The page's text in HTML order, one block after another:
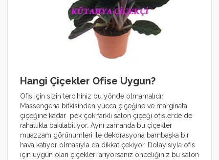
Hangi Çiçekler Ofise Uygun?
Ofis için sizin tercihiniz bu yönde olmamalıdır.
Massengena bitkisinden yucca çiçeğine ve marginata
çiçeğine kadar pek çok farklı salon çiçeği ofislerde de
rahatlıkla bakılabiliyor. Aynı zamanda bu çiçekler
muazzam görünümleri ile dekorasyona bambaşka bir
hava katıyor olmasıyla da dikkat çekiyor. Dolayısıyla ofis
için uygun olan çiçekleri arıyorsanız önceliğiniz bu salon